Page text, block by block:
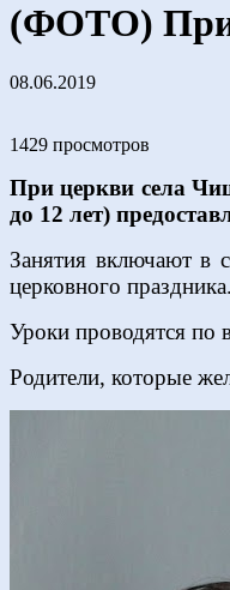
(ФОТО) При
08.06.2019
1429 просмотров
При церкви села
до 12 лет)
Занятия включают в
церковного праздника.
Уроки проводятся по
Родители, которые